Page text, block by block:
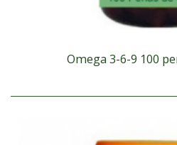
Omega 3-6-9 100